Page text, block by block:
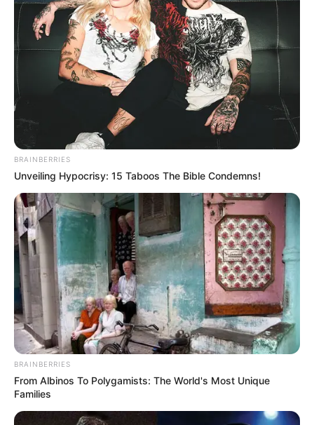
BRAINBERRIES
Unveiling Hypocrisy: 15 Taboos The Bible Condemns!
BRAINBERRIES
From Albinos To Polygamists: The World's Most Unique
Families